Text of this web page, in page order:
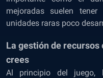
mejoradas suelen
unidades raras poco
La gestión de
crees
Al principio del juego,